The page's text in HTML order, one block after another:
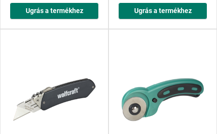
Ugrás a termékhez Ugrás a termékhez